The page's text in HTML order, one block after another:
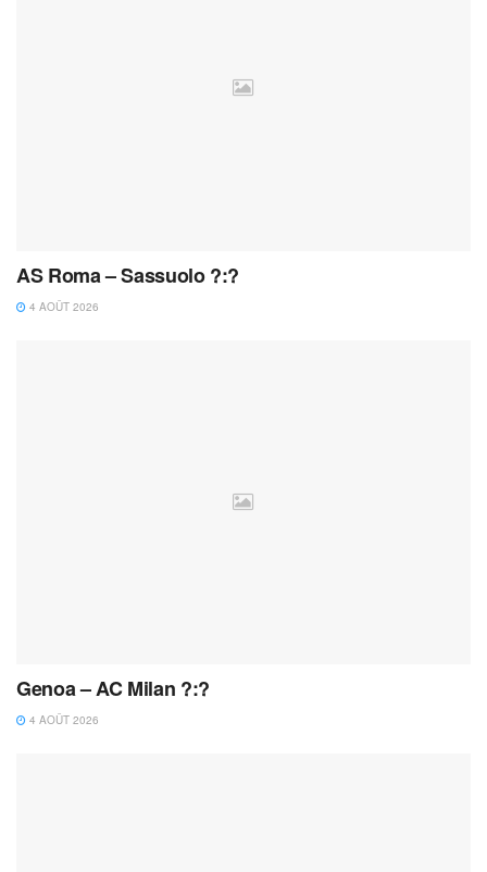
AS Roma – Sassuolo ?:?
4 AOÛT 2026
Genoa – AC Milan ?:?
4 AOÛT 2026